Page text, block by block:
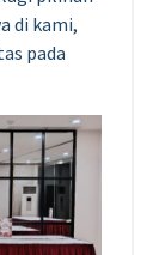
di kami,
pada